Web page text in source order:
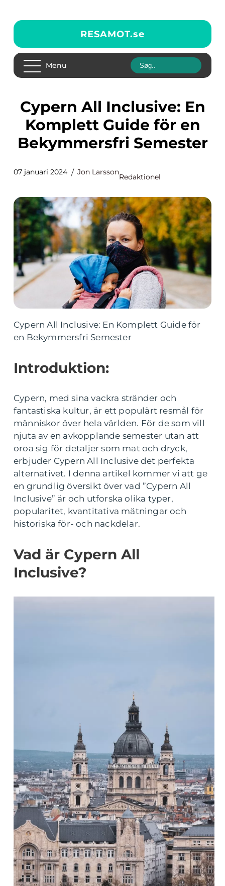
RESAMOT.se
Menu
Cypern All Inclusive: En
Komplett Guide för en
Bekymmersfri Semester
07 januari 2024 Jon Larsson
Redaktionel
Cypern All Inclusive: En Komplett Guide för
en Bekymmersfri Semester
Introduktion:
Cypern, med sina vackra stränder och
fantastiska kultur, är ett populärt resmål för
människor över hela världen. För de som vill
njuta av en avkopplande semester utan att
oroa sig för detaljer som mat och dryck,
erbjuder Cypern All Inclusive det perfekta
alternativet. I denna artikel kommer vi att ge
en grundlig översikt över vad ”Cypern All
Inclusive” är och utforska olika typer,
popularitet, kvantitativa mätningar och
historiska för- och nackdelar.
Vad är Cypern All
Inclusive?